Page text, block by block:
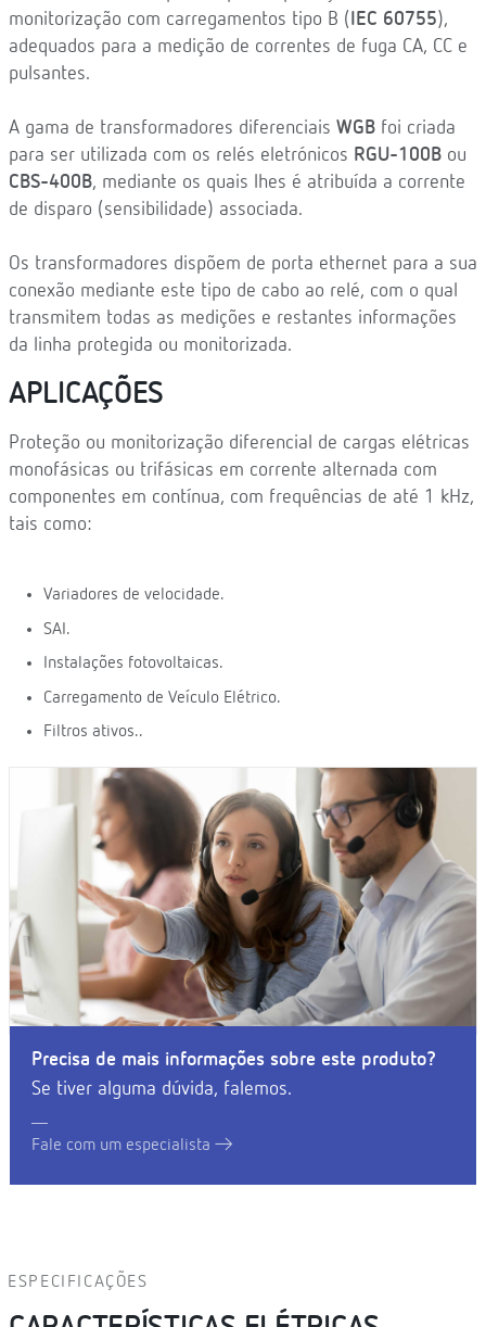
monitorização com carregamentos tipo B (IEC 60755),
adequados para a medição de correntes de fuga CA, CC e
pulsantes.
A gama de transformadores diferenciais WGB foi criada
para ser utilizada com os relés eletrónicos RGU-100B ou
CBS-400B, mediante os quais lhes é atribuída a corrente
de disparo (sensibilidade) associada.
Os transformadores dispõem de porta ethernet para a sua
conexão mediante este tipo de cabo ao relé, com o qual
transmitem todas as medições e restantes informações
da linha protegida ou monitorizada.
APLICAÇÕES
Proteção ou monitorização diferencial de cargas elétricas
monofásicas ou trifásicas em corrente alternada com
componentes em contínua, com frequências de até 1 kHz,
tais como:
Variadores de velocidade.
SAI.
Instalações fotovoltaicas.
Carregamento de Veículo Elétrico.
Filtros ativos..
Precisa de mais informações sobre este produto?
Se tiver alguma dúvida, falemos.
Fale com um especialista
ESPECIFICAÇÕES